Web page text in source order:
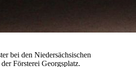
bei den Niedersächsischen
Försterei Georgsplatz.